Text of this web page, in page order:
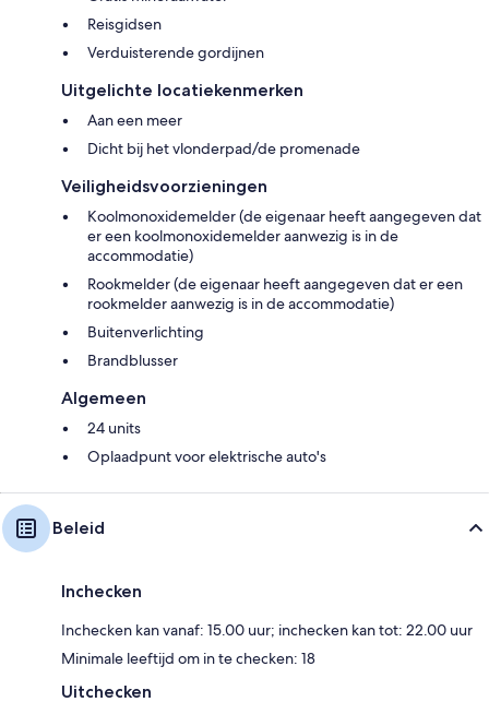
Reisgidsen
Verduisterende gordijnen
Uitgelichte locatiekenmerken
Aan een meer
Dicht bij het vlonderpad/de promenade
Veiligheidsvoorzieningen
Koolmonoxidemelder (de eigenaar heeft aangegeven dat
er een koolmonoxidemelder aanwezig is in de
accommodatie)
Rookmelder (de eigenaar heeft aangegeven dat er een
rookmelder aanwezig is in de accommodatie)
Buitenverlichting
Brandblusser
Algemeen
24 units
Oplaadpunt voor elektrische auto's
Beleid
Inchecken
Inchecken kan vanaf: 15.00 uur; inchecken kan tot: 22.00 uur
Minimale leeftijd om in te checken: 18
Uitchecken